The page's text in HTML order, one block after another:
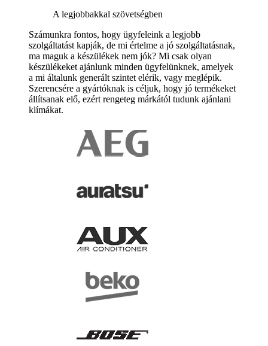
A legjobbakkal szövetségben
Számunkra fontos, hogy ügyfeleink a legjobb
szolgáltatást kapják, de mi értelme a jó szolgáltatásnak,
ma maguk a készülékek nem jók? Mi csak olyan
készülékeket ajánlunk minden ügyfelünknek, amelyek
a mi általunk generált szintet elérik, vagy meglépik.
Szerencsére a gyártóknak is céljuk, hogy jó termékeket
állítsanak elő, ezért rengeteg márkától tudunk ajánlani
klímákat.